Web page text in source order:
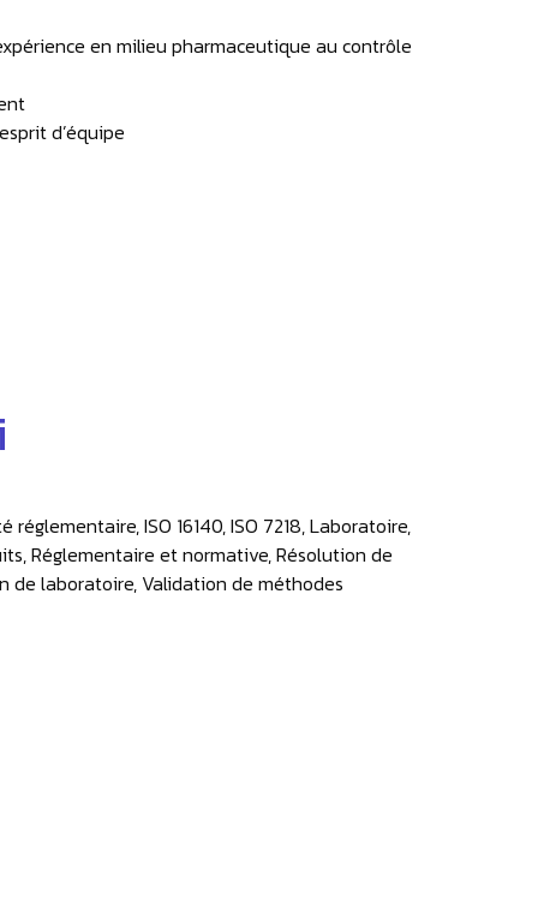
en milieu pharmaceutique au contrôle
d’équipe
ISO 16140, ISO 7218, Laboratoire,
Réglementaire et normative, Résolution de
de laboratoire, Validation de méthodes